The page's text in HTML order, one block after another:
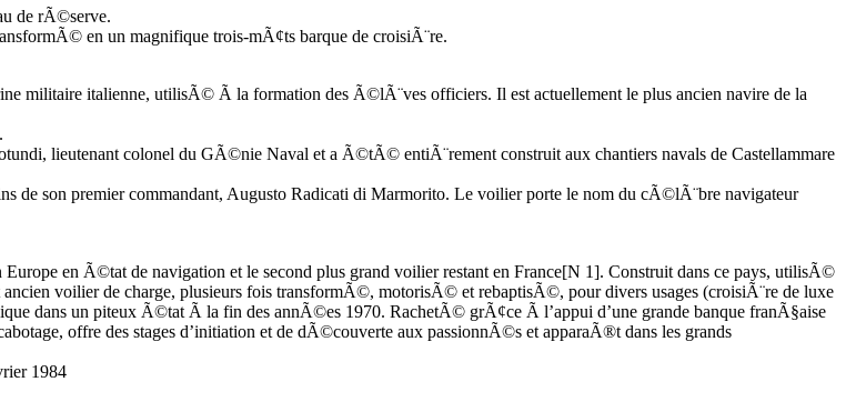
de rÃ©serve.
en un magnifique trois-mÃ¢ts barque de croisiÃ¨re.
militaire italienne, utilisÃ© Ã la formation des Ã©lÃ¨ves officiers. Il est actuellement le plus ancien navire de la
lieutenant colonel du GÃ©nie Naval et a Ã©tÃ© entiÃ¨rement construit aux chantiers navals de Castellammare
de son premier commandant, Augusto Radicati di Marmorito. Le voilier porte le nom du cÃ©lÃ¨bre navigateur
en Ã©tat de navigation et le second plus grand voilier restant en France[N 1]. Construit dans ce pays, utilisÃ©
voilier de charge, plusieurs fois transformÃ©, motorisÃ© et rebaptisÃ©, pour divers usages (croisiÃ¨re de luxe
dans un piteux Ã©tat Ã la fin des annÃ©es 1970. RachetÃ© grÃ¢ce Ã l’appui d’une grande banque franÃ§aise
offre des stages d’initiation et de dÃ©couverte aux passionnÃ©s et apparaÃ®t dans les grands
1984